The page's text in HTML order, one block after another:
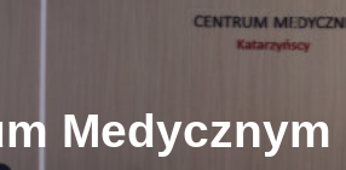
Medycznym